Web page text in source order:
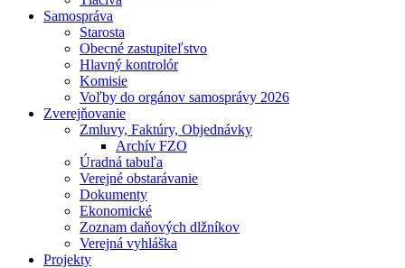
Samospráva
Starosta
Obecné zastupiteľstvo
Hlavný kontrolór
Komisie
Voľby do orgánov samosprávy 2026
Zverejňovanie
Zmluvy, Faktúry, Objednávky
Archív FZO
Úradná tabuľa
Verejné obstarávanie
Dokumenty
Ekonomické
Zoznam daňových dlžníkov
Verejná vyhláška
Projekty